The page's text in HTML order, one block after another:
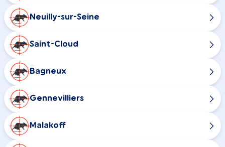
Neuilly-sur-Seine
Saint-Cloud
Bagneux
Gennevilliers
Malakoff